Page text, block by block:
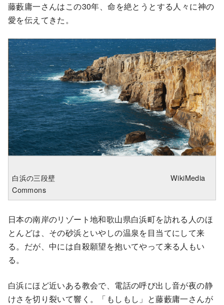
藤藪庸一さんはこの30年、命を絶とうとする人々に神の
愛を伝えてきた。
白浜の三段壁 WikiMedia
Commons
日本の南岸のリゾート地和歌山県白浜町を訪れる人のほ
とんどは、その砂浜といやしの温泉を目当てにして来
る。だが、中には自殺願望を抱いてやって来る人もい
る。
白浜にほど近いある教会で、電話の呼び出し音が夜の静
けさを切り裂いて響く。「もしもし」と藤藪庸一さんが